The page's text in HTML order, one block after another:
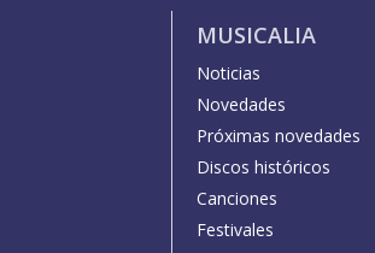
MUSICALIA
Noticias
Novedades
Próximas novedades
Discos históricos
Canciones
Festivales